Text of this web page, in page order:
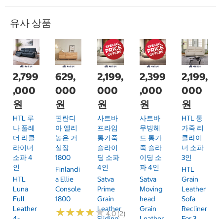
유사 상품
2,799
,000
원
HTL 루
나 풀레
더 리클
라이너
소파 4
인
HTL
Luna
Full
Leather
629,
000
원
핀란디
아 엘리
높은 거
실장
1800
Finlandi
A Ellie
Console
1800
★★★★★
★★★★★4.0 (2)
2,199,
000
원
사트바
프라임
통가죽
슬라이
딩 소파
4인
Satva
Prime
Grain
Leather
2,399
,000
원
사트바
무빙헤
드 통가
죽 슬라
이딩 소
파 4인
Satva
Moving
Head
Grain
2,199,
000
원
HTL 통
가죽 리
클라이
너 소파
3인
HTL
Grain
Leather
Sofa
Recliner